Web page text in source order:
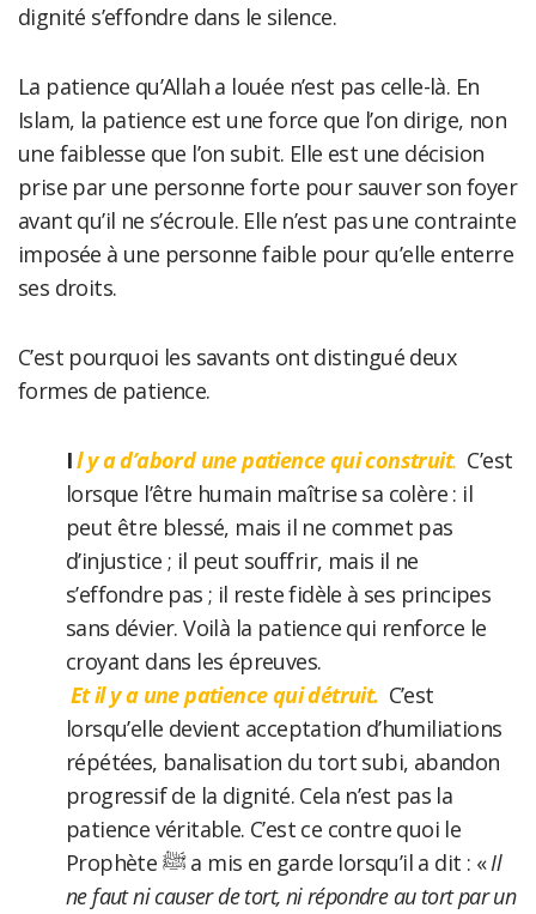
dignité s’effondre dans le silence.
La patience qu’Allah a louée n’est pas celle-là. En
Islam, la patience est une force que l’on dirige, non
une faiblesse que l’on subit. Elle est une décision
prise par une personne forte pour sauver son foyer
avant qu’il ne s’écroule. Elle n’est pas une contrainte
imposée à une personne faible pour qu’elle enterre
ses droits.
C’est pourquoi les savants ont distingué deux
formes de patience.
Il y a d’abord une patience qui construit. C’est
lorsque l’être humain maîtrise sa colère : il
peut être blessé, mais il ne commet pas
d’injustice ; il peut souffrir, mais il ne
s’effondre pas ; il reste fidèle à ses principes
sans dévier. Voilà la patience qui renforce le
croyant dans les épreuves.
Et il y a une patience qui détruit. C’est
lorsqu’elle devient acceptation d’humiliations
répétées, banalisation du tort subi, abandon
progressif de la dignité. Cela n’est pas la
patience véritable. C’est ce contre quoi le
Prophète ﷺ a mis en garde lorsqu’il a dit : «Il
ne faut ni causer de tort, ni répondre au tort par un